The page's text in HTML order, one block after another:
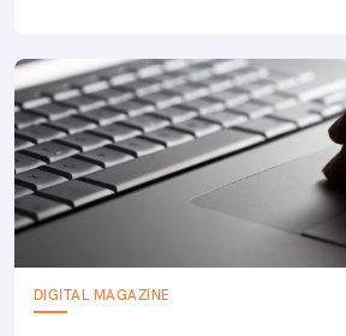
DIGITAL MAGAZINE